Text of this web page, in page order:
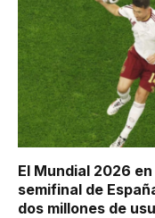
El Mundial 2026
semifinal de
dos millones de